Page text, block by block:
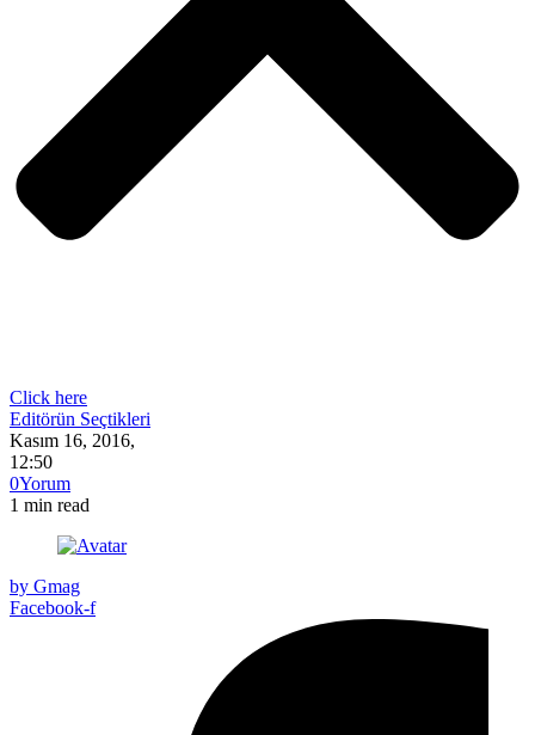
Click here
Editörün Seçtikleri
Kasım 16, 2016,
12:50
0Yorum
1 min read
by Gmag
Facebook-f